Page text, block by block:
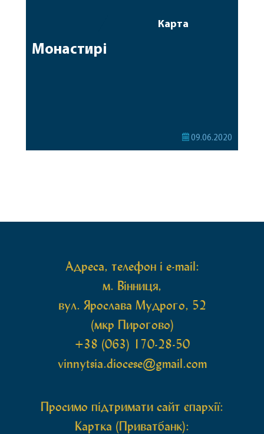
Карта
Монастирі
09.06.2020
Адреса, телефон і e-mail:
м. Вінниця,
вул. Ярослава Мудрого, 52
(мкр Пирогово)
+38 (063) 170-28-50
vinnytsia.diocese@gmail.com
Просимо підтримати сайт єпархії:
Картка (Приватбанк):